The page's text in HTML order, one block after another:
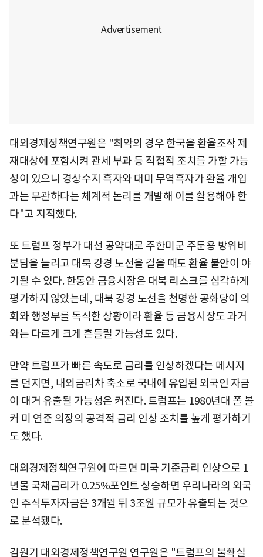
대외경제정책연구원은 "최악의 경우 한국을 환율조작 제
재대상에 포함시켜 관세 부과 등 직접적 조치를 가할 가능
성이 있으니 경상수지 흑자와 대미 무역흑자가 환율 개입
과는 무관하다는 체계적 논리를 개발해 이를 활용해야 한
다"고 지적했다.
또 트럼프 정부가 대선 공약대로 주한미군 주둔용 방위비
분담을 늘리고 대북 강경 노선을 걸을 때도 환율 불안이 야
기될 수 있다. 한동안 금융시장은 대북 리스크를 심각하게
평가하지 않았는데, 대북 강경 노선을 천명한 공화당이 의
회와 행정부를 독식한 상황이라 환율 등 금융시장도 과거
와는 다르게 크게 흔들릴 가능성도 있다.
만약 트럼프가 빠른 속도로 금리를 인상하겠다는 메시지
를 던지면, 내외금리차 축소로 국내에 유입된 외국인 자금
이 대거 유출될 가능성은 커진다. 트럼프는 1980년대 폴 볼
커 미 연준 의장의 공격적 금리 인상 조치를 높게 평가하기
도 했다.
대외경제정책연구원에 따르면 미국 기준금리 인상으로 1
년물 국채금리가 0.25%포인트 상승하면 우리나라의 외국
인 주식투자자금은 3개월 뒤 3조원 규모가 유출되는 것으
로 분석됐다.
김원기 대외경제정책연구원 연구원은 "트럼프의 불확실